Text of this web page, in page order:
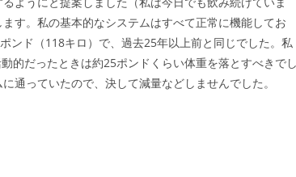
す。私の基本的なシステムはすべて正常に機能してお
ンド（118キロ）で、過去25年以上前と同じでした。私
的だったときは約25ポンドくらい体重を落とすべきでし
通っていたので、決して減量などしませんでした。